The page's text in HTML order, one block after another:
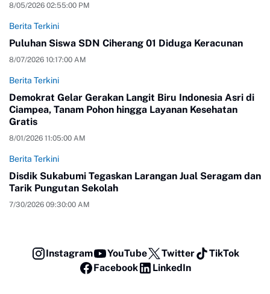
8/05/2026 02:55:00 PM
Berita Terkini
Puluhan Siswa SDN Ciherang 01 Diduga Keracunan
8/07/2026 10:17:00 AM
Berita Terkini
Demokrat Gelar Gerakan Langit Biru Indonesia Asri di
Ciampea, Tanam Pohon hingga Layanan Kesehatan
Gratis
8/01/2026 11:05:00 AM
Berita Terkini
Disdik Sukabumi Tegaskan Larangan Jual Seragam dan
Tarik Pungutan Sekolah
7/30/2026 09:30:00 AM
Instagram YouTube Twitter
TikTok
Facebook
LinkedIn